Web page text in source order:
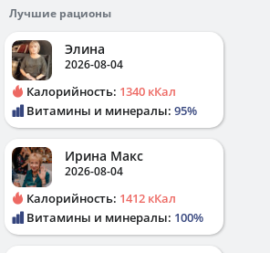
Лучшие рационы
Элина
2026-08-04
Калорийность: 1340 кКал
Витамины и минералы: 95%
Ирина Макс
2026-08-04
Калорийность: 1412 кКал
Витамины и минералы: 100%